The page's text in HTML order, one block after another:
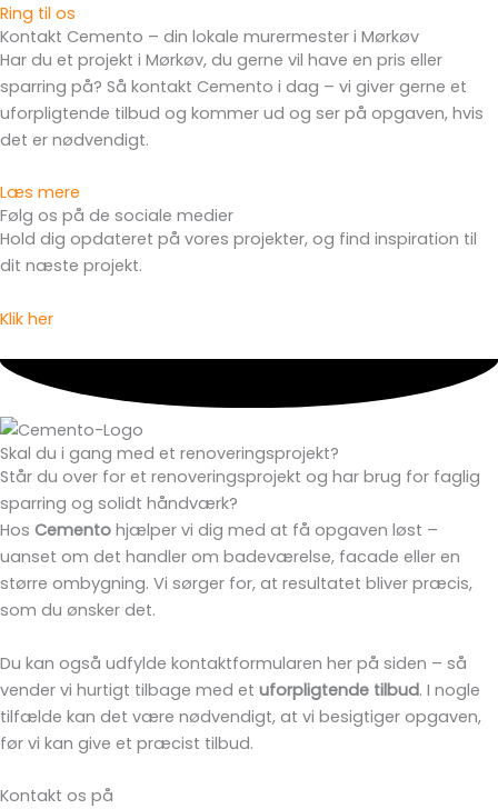
Ring til os
Kontakt Cemento – din lokale murermester i Mørkøv
Har du et projekt i Mørkøv, du gerne vil have en pris eller
sparring på? Så kontakt Cemento i dag – vi giver gerne et
uforpligtende tilbud og kommer ud og ser på opgaven, hvis
det er nødvendigt.
Læs mere
Følg os på de sociale medier
Hold dig opdateret på vores projekter, og find inspiration til
dit næste projekt.
Klik her
Skal du i gang med et renoveringsprojekt?
Står du over for et renoveringsprojekt og har brug for faglig
sparring og solidt håndværk?
Hos Cemento hjælper vi dig med at få opgaven løst –
uanset om det handler om badeværelse, facade eller en
større ombygning. Vi sørger for, at resultatet bliver præcis,
som du ønsker det.
Du kan også udfylde kontaktformularen her på siden – så
vender vi hurtigt tilbage med et uforpligtende tilbud. I nogle
tilfælde kan det være nødvendigt, at vi besigtiger opgaven,
før vi kan give et præcist tilbud.
Kontakt os på